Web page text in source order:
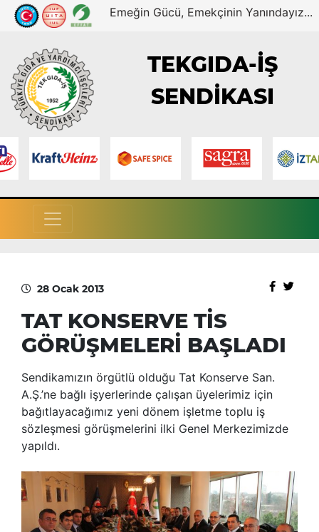
Emeğin Gücü, Emekçinin Yanındayız...
TEKGIDA-İŞ
SENDİKASI
28 Ocak 2013
TAT KONSERVE TİS
GÖRÜŞMELERİ BAŞLADI
Sendikamızın örgütlü olduğu Tat Konserve San.
A.Ş.’ne bağlı işyerlerinde çalışan üyelerimiz için
bağıtlayacağımız yeni dönem işletme toplu iş
sözleşmesi görüşmelerini ilki Genel Merkezimizde
yapıldı.